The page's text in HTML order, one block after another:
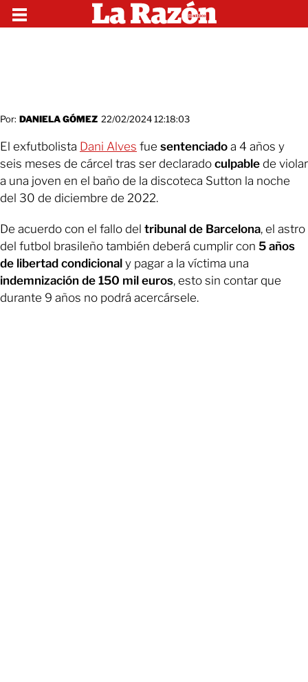
Por: DANIELA GÓMEZ 22/02/2024 12:18:03
El exfutbolista Dani Alves fue sentenciado a 4 años y
seis meses de cárcel tras ser declarado culpable de violar
a una joven en el baño de la discoteca Sutton la noche
del 30 de diciembre de 2022.
De acuerdo con el fallo del tribunal de Barcelona, el astro
del futbol brasileño también deberá cumplir con 5 años
de libertad condicional y pagar a la víctima una
indemnización de 150 mil euros, esto sin contar que
durante 9 años no podrá acercársele.